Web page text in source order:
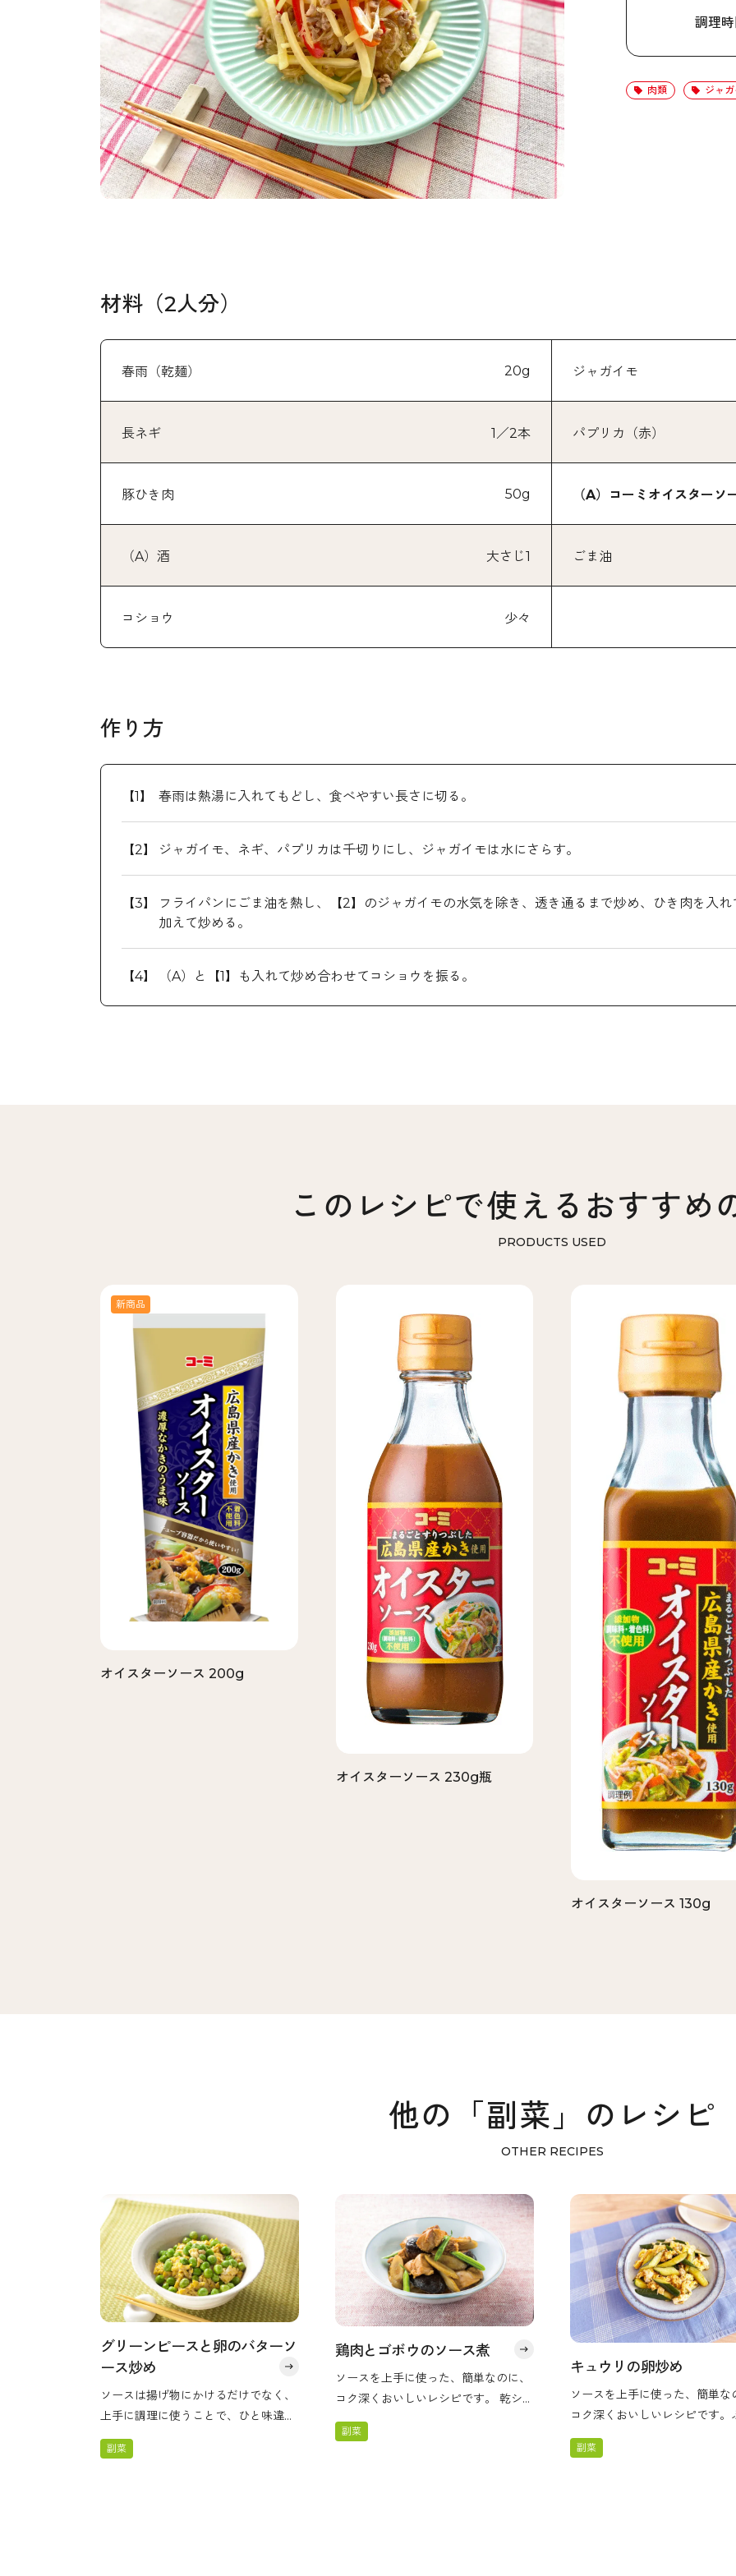
調理
肉類 ジャ
材料（2人分）
春雨（乾麺） 20g ジャガイモ
長ネギ 1／2本 パプリカ（赤）
豚ひき肉 50g （A）コーミオイスターソ
（A）酒 大さじ1 ごま油
コショウ 少々
作り方
春雨は熱湯に入れてもどし、食べやすい長さに切る。
ジャガイモ、ネギ、パプリカは千切りにし、ジャガイモは水にさらす。
フライパンにごま油を熱し、【2】のジャガイモの水気を除き、透き通るまで炒め、ひき肉を入
加えて炒める。
（A）と【1】も入れて炒め合わせてコショウを振る。
このレシピで使える おすすめ
PRODUCTS USED
新商品
オイスターソース 200g
オイスターソース 230g瓶
オイスターソース 130g
他の「副菜」のレシピ
OTHER RECIPES
グリーンピースと卵のバターソ
ース炒め
ソースは揚げ物にかけるだけでなく、
上手に調理に使うことで、ひと味違う
メニューを仕上げることもできます。
『コーミこいくちソース』の魅力を活
副菜
鶏肉とゴボウのソース煮
ソースを上手に使った、簡単なのに、
コク深くおいしいレシピです。 乾シイ
タケを入れて、シイタケのうま味と出
汁をプラスすることで減塩につながり
副菜
キュウリの卵炒め
ソースを上手に使った、簡単な
コク深くおいしいレシピです。
りと焼いた卵のうま味と、キュ
やさしくシャキッとした食感を
副菜